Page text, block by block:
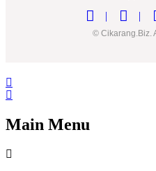
© Cikarang.Biz.
Main Menu